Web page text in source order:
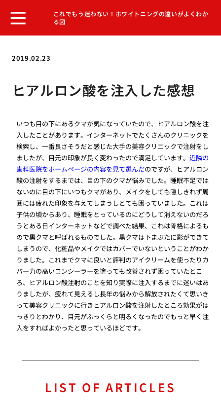
これでもう迷わない！ホワイトニングの違いがよくわか
る図
2019.02.23
ヒアルロン酸を注入した感想
いつも目の下にあるクマが気になっていたので、ヒアルロン酸を注
入したことがあります。インターネットでたくさんのクリニックを
検索し、一番良さそうだと感じた大手の美容クリニックで注射をし
ましたが、目元の印象が良く変わったので満足しています。近隣の
歯科医院をホームページの内容を見て選んだのですが、ヒアルロン
酸の注射をするまでは、目の下のクマが悩みでした。睡眠不足では
ないのに目の下にいつもクマがあり、メイクをしても隠しきれず周
囲には疲れた印象を与えてしまうしとても困っていました。これは
子供の頃からあり、睡眠をとっているのにどうして消えないのだろ
うとある日インターネットなどで調べた結果、これは骨格によるも
ので黒クマと呼ばれるものでした。黒クマは下まぶたに影ができて
しまうので、化粧品やメイクではカバーでいないということがわか
りました。これまでクマに良いと評判のアイクリームを使ったりカ
バー力の高いコンシーラーを塗っても改善されず困っていたとこ
ろ、ヒアルロン酸注射のことを知り実際に注入するまでに迷いはあ
りましたが、疲れて見えるし長年の悩みから解放されたくて思いき
って美容クリニックに行きヒアルロン酸を注射したところ効果がは
っきりとわかり、目元がふっくらと明るくなったのでもっと早く注
入をすればよかったと思っているほどです。
LIST OF ARTICLES